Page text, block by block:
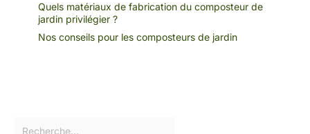
Quels matériaux de fabrication du composteur de
jardin privilégier ?
Nos conseils pour les composteurs de jardin